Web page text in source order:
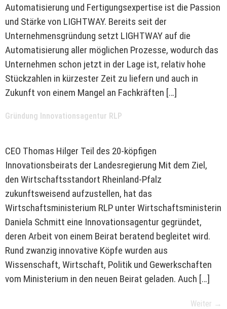
Automatisierung und Fertigungsexpertise ist die Passion
und Stärke von LIGHTWAY. Bereits seit der
Unternehmensgründung setzt LIGHTWAY auf die
Automatisierung aller möglichen Prozesse, wodurch das
Unternehmen schon jetzt in der Lage ist, relativ hohe
Stückzahlen in kürzester Zeit zu liefern und auch in
Zukunft von einem Mangel an Fachkräften […]
Gründung Innovationsagentur RLP
CEO Thomas Hilger Teil des 20-köpfigen
Innovationsbeirats der Landesregierung Mit dem Ziel,
den Wirtschaftsstandort Rheinland-Pfalz
zukunftsweisend aufzustellen, hat das
Wirtschaftsministerium RLP unter Wirtschaftsministerin
Daniela Schmitt eine Innovationsagentur gegründet,
deren Arbeit von einem Beirat beratend begleitet wird.
Rund zwanzig innovative Köpfe wurden aus
Wissenschaft, Wirtschaft, Politik und Gewerkschaften
vom Ministerium in den neuen Beirat geladen. Auch […]
Weiter →